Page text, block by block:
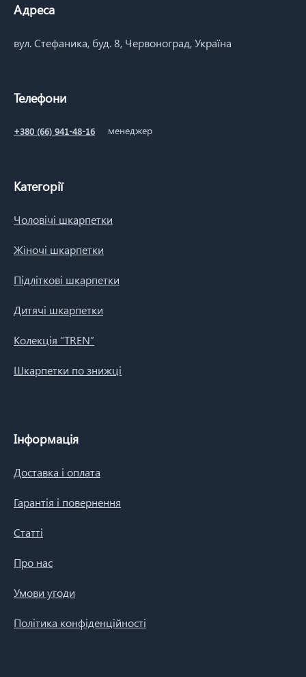
Адреса
вул. Стефаника, буд. 8, Червоноград, Україна
Телефони
+380 (66) 941-48-16 менеджер
Категорії
Чоловічі шкарпетки
Жіночі шкарпетки
Підліткові шкарпетки
Дитячі шкарпетки
Колекція “TREN”
Шкарпетки по знижці
Інформація
Доставка і оплата
Гарантія і повернення
Статті
Про нас
Умови угоди
Політика конфіденційності